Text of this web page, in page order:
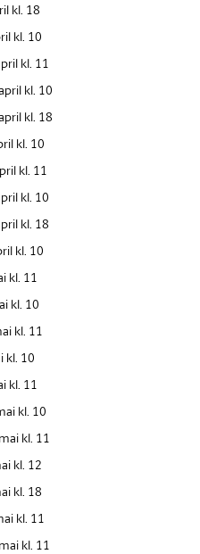
kl. 18
kl. 10
kl. 11
kl. 10
kl. 18
kl. 10
kl. 11
kl. 10
kl. 18
kl. 10
kl. 11
kl. 10
kl. 11
kl. 10
kl. 11
kl. 10
kl. 11
kl. 12
kl. 18
kl. 11
kl. 11